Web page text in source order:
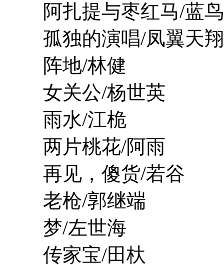
阿扎提与枣红马/蓝鸟
孤独的演唱/凤翼天翔
阵地/林健
女关公/杨世英
雨水/江桅
两片桃花/阿雨
再见，傻货/若谷
老枪/郭继端
梦/左世海
传家宝/田杕